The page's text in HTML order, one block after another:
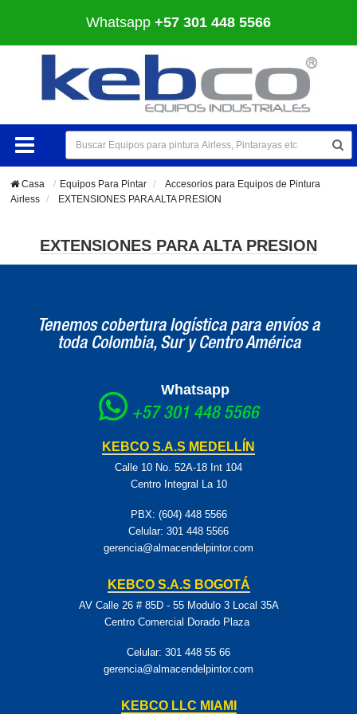
Whatsapp +57 301 448 5566
Casa Equipos Para Pintar >
Accesorios para Equipos de Pintura
Airless > EXTENSIONES PARA ALTA PRESION
EXTENSIONES PARA ALTA PRESION
Tenemos cobertura logística para envíos a
toda Colombia, Sur y Centro América
Whatsapp
+57 301 448 5566
KEBCO S.A.S MEDELLÍN
Calle 10 No. 52A-18 Int 104
Centro Integral La 10
PBX: (604) 448 5566
Celular: 301 448 5566
gerencia@almacendelpintor.com
KEBCO S.A.S BOGOTÁ
AV Calle 26 # 85D - 55 Modulo 3 Local 35A
Centro Comercial Dorado Plaza
Celular: 301 448 55 66
gerencia@almacendelpintor.com
KEBCO LLC MIAMI